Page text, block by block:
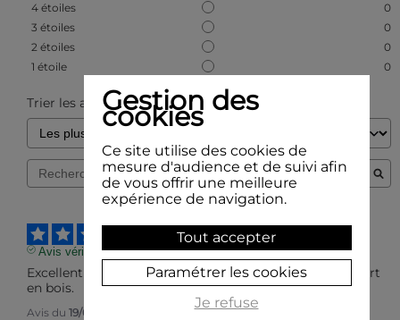
4 étoiles
0
3 étoiles
0
2 étoiles
0
1 étoile 0
Trier les avis
5/5
Avis vérifié
Excellent tampon, bonne prise en main grâce au support
en bois.
Avis du 19/02/2019 , suite à une expérience du
Gestion des
cookies
Ce site utilise des cookies de
mesure d'audience et de suivi afin
de vous offrir une meilleure
expérience de navigation.
Tout accepter
Paramétrer les cookies
Je refuse